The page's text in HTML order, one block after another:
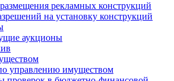
рекламных конструкций
на установку конструкций
аукционы
управлению имуществом